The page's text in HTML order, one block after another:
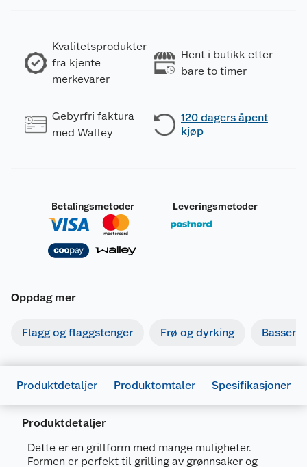
Kvalitetsprodukter
fra kjente
merkevarer
Hent i butikk etter
bare to timer
Gebyrfri faktura
med Walley
120 dagers åpent
kjøp
Betalingsmetoder Leveringsmetoder
Oppdag mer
Flagg og flaggstenger Frø og dyrking Basseng
Produktdetaljer Produktomtaler Spesifikasjoner
Produktdetaljer
Dette er en grillform med mange muligheter.
Formen er perfekt til grilling av grønnsaker og